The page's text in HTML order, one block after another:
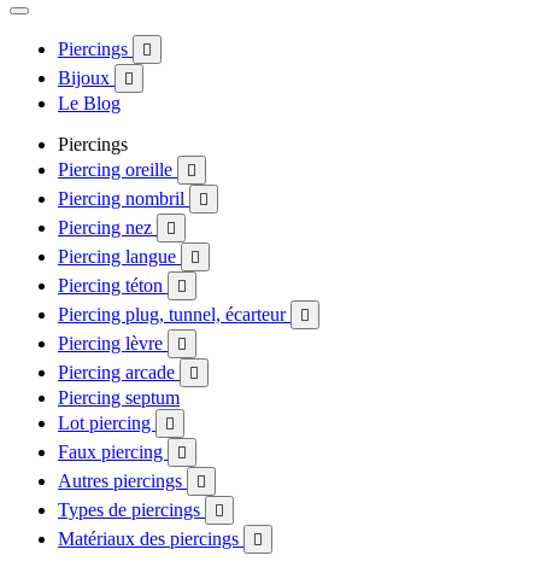
Piercings 
Bijoux 
Le Blog
Piercings
Piercing oreille

Piercing nombril 
Piercing nez 
Piercing langue 
Piercing téton 
Piercing plug, tunnel, écarteur 
Piercing lèvre 
Piercing arcade 
Piercing septum
Lot piercing

Faux piercing 
Autres piercings 
Types de piercings 
Matériaux des piercings 